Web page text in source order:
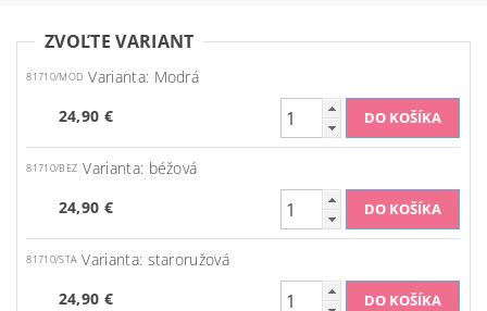
ZVOĽTE VARIANT
81710/MOD Varianta: Modrá
24,90 €
81710/BEZ Varianta: béžová
24,90 €
81710/STA Varianta: staroružová
24,90 €